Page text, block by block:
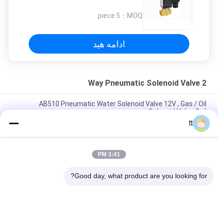
MOQ：
5 piece
ادامه هید
2 Way Pneumatic Solenoid Valve
AB510 Pneumatic Water Solenoid Valve 12V , Gas / Oil
Solenoid Valve Coil
AC220V DC24V
3/8 "فشار بالا از فولاد ضد زنگ مستقیم بازیگری برقی آب سوپاپ
tt
3:41 PM
Good day, what product are you looking for?